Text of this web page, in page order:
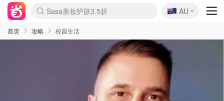
lululemon折扣上新
Sasa美妆护肤3.5折
SSENSE年中2.5折
FreshBeauty好价汇总
Cettire降价+叠9折
WWS Coles超市实拍
viagogo二手票捡漏
Myer超级周末
The Outnet奢牌1折起
David Jones 3折起
Flannels大牌1折
Perfumes Club护肤1折
AMIRO面罩$251
Amazon折扣汇总
eToro入金$200送$50
Amazon数码好物
ICONIC本周7.5折
ThedoubleF高奢地板价
Moose Knuckles 6折
丝芙兰5折起
EUFY摄像头$98
Selenichast首饰2折
Trip机票酒店促销
YSL送5件彩妆礼
Amazon家居好物
Amazon美妆护肤
雅漾大喷$8
过敏原检测盒$33
伊索独家赠50ml沐浴露
科颜氏高保湿面霜$29
SEALIFE海洋馆门票6折
丝塔芙大白罐$16
订阅Newsletter送香薰
Cult Beauty 6.8折
Harrods圣诞日历$525
LN-CC奢牌私促3折
d'Alba空姐喷雾$16
EVE LOM套装£56
Bernardelli独家4折
Adore Beauty 6折起
CT圣诞日历
Mytheresa奢品2.7折
Luxury Escapes 9折
Currentbody美容仪$881
MOON Garden Live
Roborock扫地机$649
Tingo Life水杯$24
Valentino官网5折
CR洗护套装$23
修丽可4件套$159
Myer彩妆2件7折
GANNI官网4.5折
Stylevana韩妆4折
Tessabit高奢8.5折
OGX洗发水$11
Amazon阿德莱德次日达
卡诗8.5折+赠礼
Philips Hue灯具8折
🇦🇺
AU
首页 攻略 校园生活